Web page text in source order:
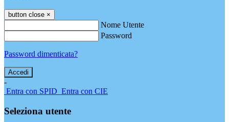
button close ×
Nome Utente
Password
Password dimenticata?
-
Entra con SPID Entra con CIE
Seleziona utente